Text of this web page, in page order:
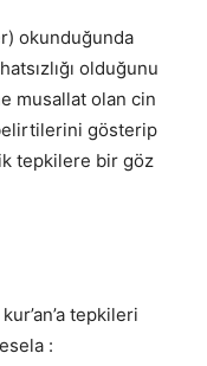
okunduğunda
olduğunu
musallat olan cin
gösterip
tepkilere bir göz
tepkileri
: